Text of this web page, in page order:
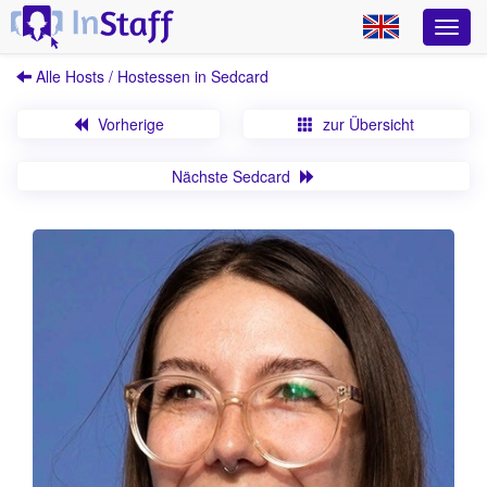
Alle Hosts / Hostessen in Sedcard
Vorherige zur Übersicht
Nächste Sedcard